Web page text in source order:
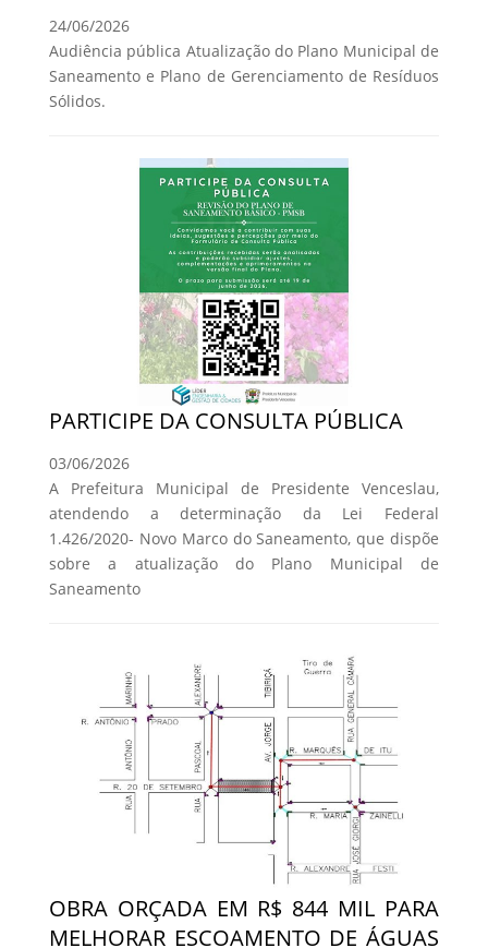
24/06/2026
Audiência pública Atualização do Plano Municipal de
Saneamento e Plano de Gerenciamento de Resíduos
Sólidos.
PARTICIPE DA CONSULTA PÚBLICA
03/06/2026
A Prefeitura Municipal de Presidente Venceslau,
atendendo a determinação da Lei Federal
1.426/2020- Novo Marco do Saneamento, que dispõe
sobre a atualização do Plano Municipal de
Saneamento
OBRA ORÇADA EM R$ 844 MIL PARA
MELHORAR ESCOAMENTO DE ÁGUAS